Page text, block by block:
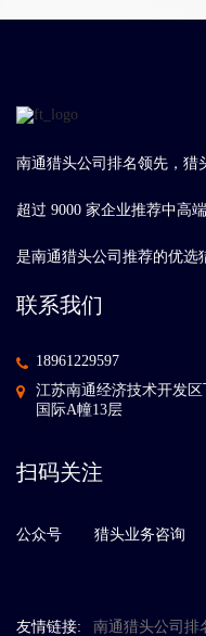
南通猎头公司排名领先，猎
超过 9000 家企业推荐中高
是南通猎头公司推荐的优选
联系我们
18961229597
江苏南通经济技术开发区
国际A幢13层
扫码关注
公众号 猎头业务咨询
友情链接: 南通猎头公司排